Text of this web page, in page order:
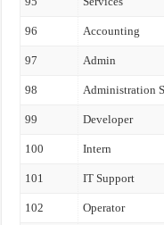
96 Accounting
97 Admin
98 Administration
99 Developer
100 Intern
101 IT Support
102 Operator